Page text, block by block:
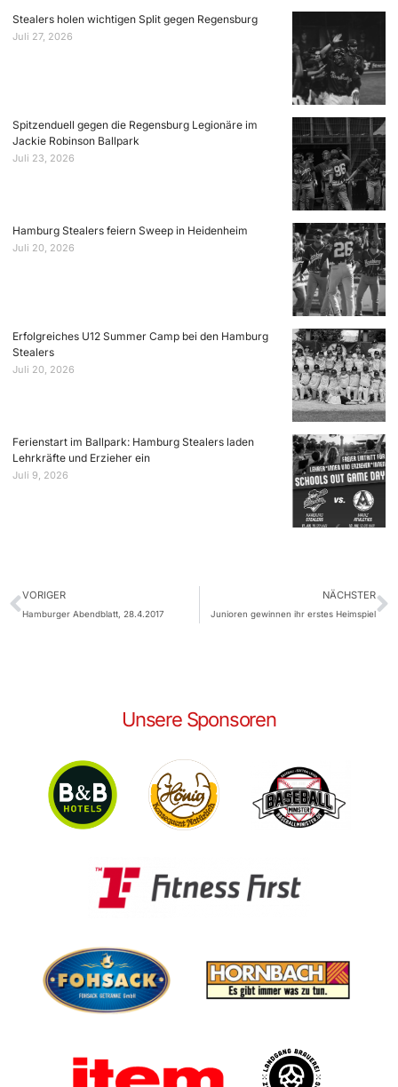
Stealers holen wichtigen Split gegen Regensburg
Juli 27, 2026
Spitzenduell gegen die Regensburg Legionäre im
Jackie Robinson Ballpark
Juli 23, 2026
Hamburg Stealers feiern Sweep in Heidenheim
Juli 20, 2026
Erfolgreiches U12 Summer Camp bei den Hamburg
Stealers
Juli 20, 2026
Ferienstart im Ballpark: Hamburg Stealers laden
Lehrkräfte und Erzieher ein
Juli 9, 2026
VORIGER
Hamburger Abendblatt, 28.4.2017
NÄCHSTER
Junioren gewinnen ihr erstes Heimspiel
Unsere Sponsoren